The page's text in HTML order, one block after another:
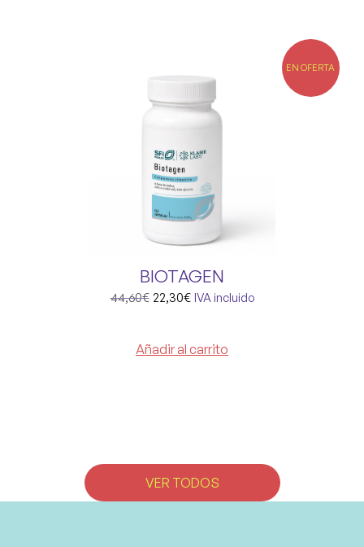
EN OFERTA
BIOTAGEN
44,60€ 22,30€ IVA incluido
Añadir al carrito
VER TODOS